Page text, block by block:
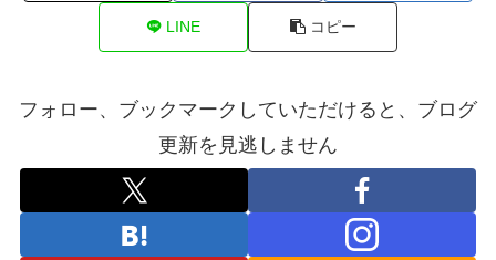
LINE コピー
フォロー、ブックマークしていただけると、ブログ
更新を見逃しません